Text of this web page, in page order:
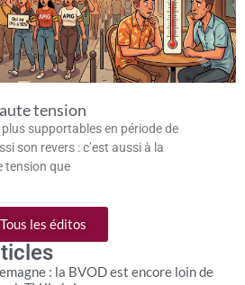
tension
supportables en période de
son revers : c’est aussi à la
tension que
Tous les éditos
: la BVOD est encore loin de